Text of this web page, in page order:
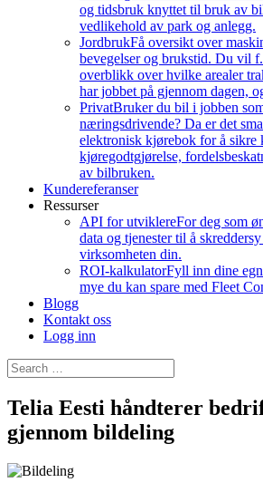
og tidsbruk knyttet til bruk av
vedlikehold av park og anlegg.
JordbrukFå oversikt over
bevegelser og brukstid. Du vil
overblikk over hvilke arealer
har jobbet på gjennom dagen,
PrivatBruker du bil i jobben
næringsdrivende? Da er det
elektronisk kjørebok for å sikre
kjøregodtgjørelse,
av bilbruken.
Kundereferanser
Ressurser
API for utviklereFor deg som
data og tjenester til å
virksomheten din.
ROI-kalkulatorFyll inn dine
mye du kan spare med Fleet
Blogg
Kontakt oss
Logg inn
Telia Eesti håndterer
gjennom bildeling